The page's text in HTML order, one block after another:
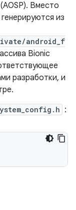
Вместо
из
android_f
Bionic
разработки, и
: